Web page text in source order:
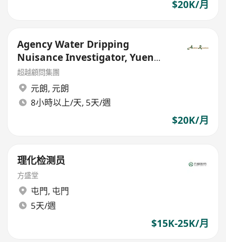
$20K/月
Agency Water Dripping
Nuisance Investigator, Yuen
Long - Government Outsourced
超越顧問集團
元朗, 元朗
8小時以上/天, 5天/週
$20K/月
理化检测员
方盛堂
屯門, 屯門
5天/週
$15K-25K/月